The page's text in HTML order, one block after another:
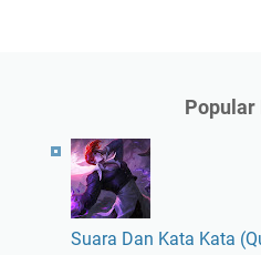
Popular
Suara Dan Kata Kata